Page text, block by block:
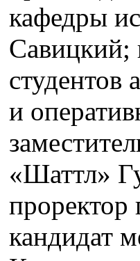
кафедры
Савицкий;
студентов
и
«Шаттл»
проректор
кандидат